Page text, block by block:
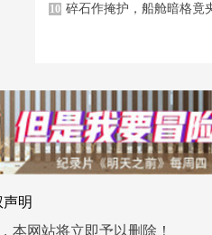
10 碎石作掩护，船舱暗格竟
声明
本网站将立即予以删除！